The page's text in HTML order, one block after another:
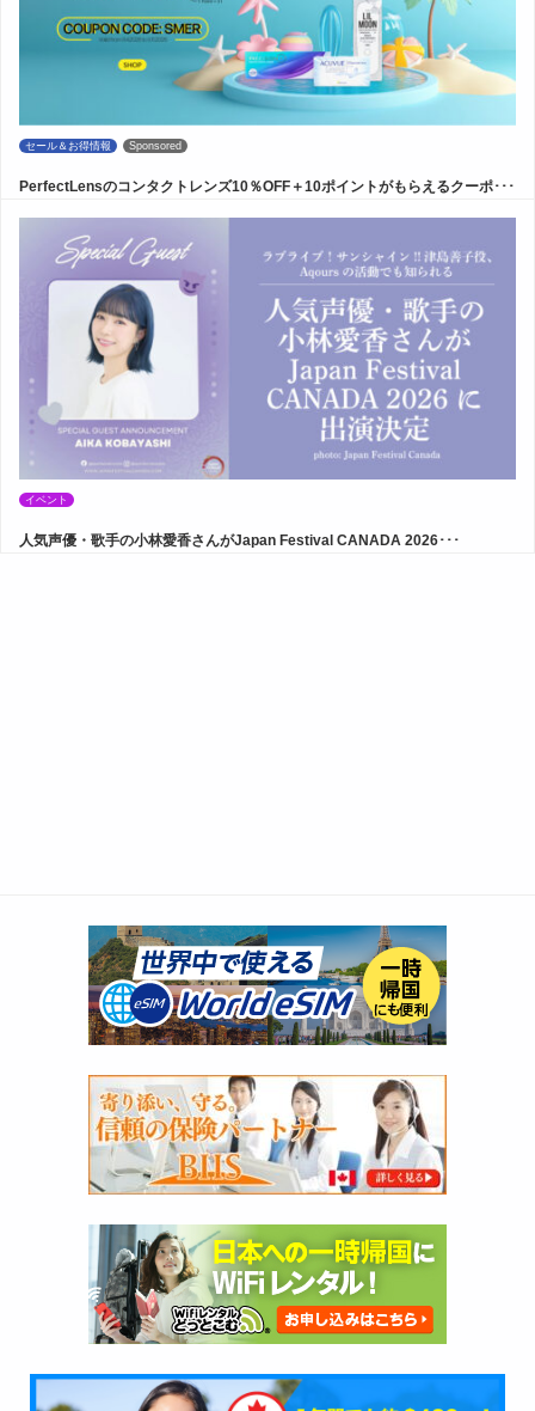
セール＆お得情報 Sponsored
PerfectLensのコンタクトレンズ10％OFF＋10ポイントがもらえるクーポ･･･
イベント
人気声優・歌手の小林愛香さんがJapan Festival CANADA 2026･･･